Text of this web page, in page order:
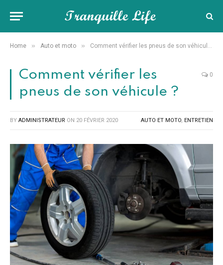
Home » Auto et moto » Comment vérifier les pneus de son véhicule ?
Comment vérifier les
pneus de son véhicule ?
0
BY ADMINISTRATEUR ON 20 FÉVRIER 2020 AUTO ET MOTO, ENTRETIEN